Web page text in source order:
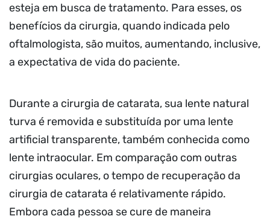
esteja em busca de tratamento. Para esses, os
benefícios da cirurgia, quando indicada pelo
oftalmologista, são muitos, aumentando, inclusive,
a expectativa de vida do paciente.
Durante a cirurgia de catarata, sua lente natural
turva é removida e substituída por uma lente
artificial transparente, também conhecida como
lente intraocular. Em comparação com outras
cirurgias oculares, o tempo de recuperação da
cirurgia de catarata é relativamente rápido.
Embora cada pessoa se cure de maneira